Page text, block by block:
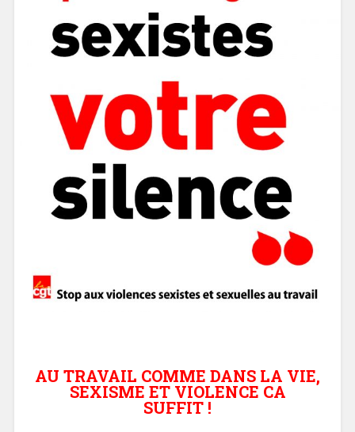
AU TRAVAIL COMME DANS LA VIE,
SEXISME ET VIOLENCE CA
SUFFIT !